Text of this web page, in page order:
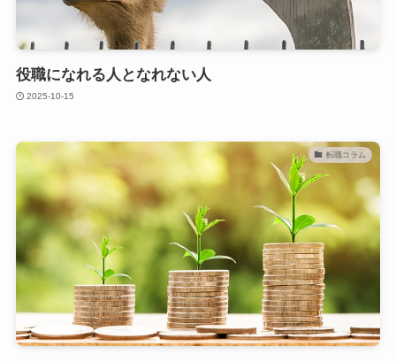
役職になれる人となれない人
2025-10-15
転職コラム